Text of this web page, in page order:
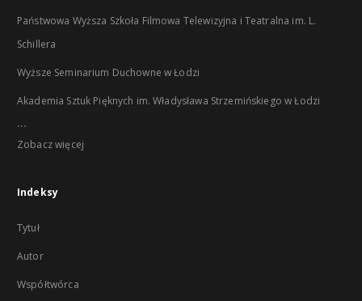
Państwowa Wyższa Szkoła Filmowa Telewizyjna i Teatralna im. L.
Schillera
Wyższe Seminarium Duchowne w Łodzi
Akademia Sztuk Pięknych im. Władysława Strzemińskiego w Łodzi
...
Zobacz więcej
Indeksy
Tytuł
Autor
Współtwórca